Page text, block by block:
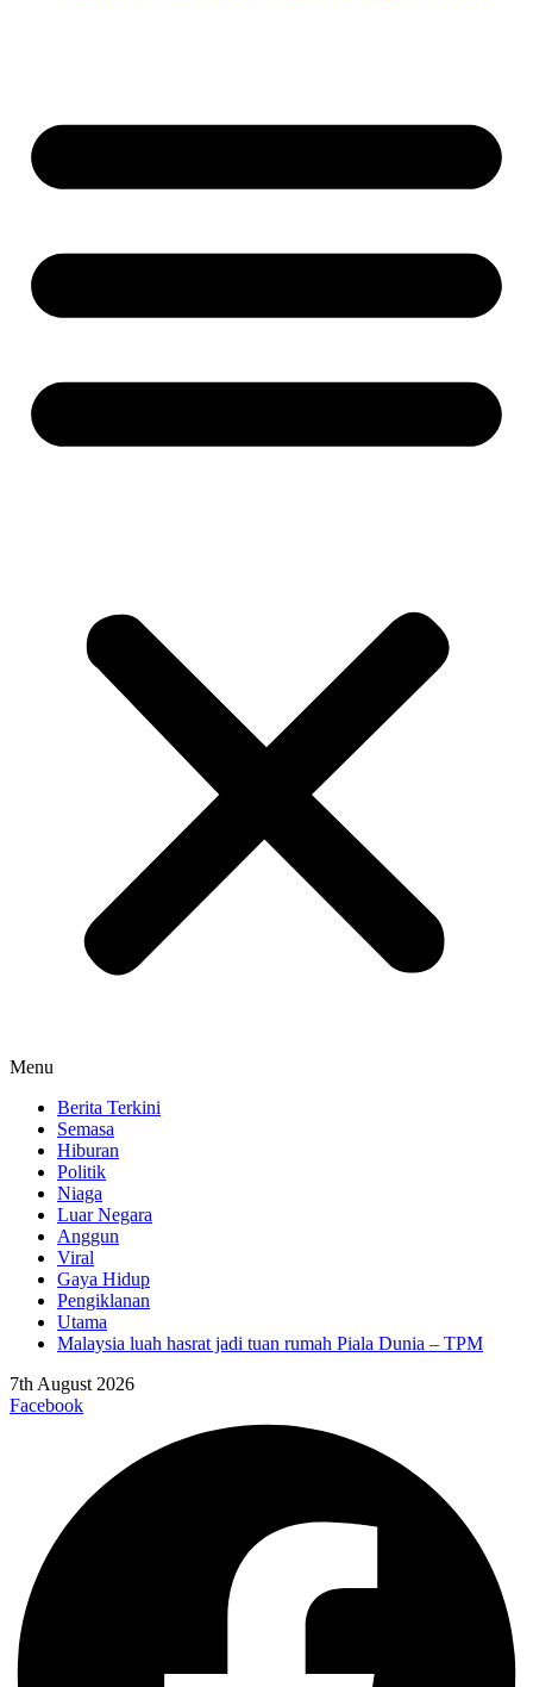
Menu
Berita Terkini
Semasa
Hiburan
Politik
Niaga
Luar Negara
Anggun
Viral
Gaya Hidup
Pengiklanan
Utama
Malaysia luah hasrat jadi tuan rumah Piala Dunia – TPM
7th August 2026
Facebook